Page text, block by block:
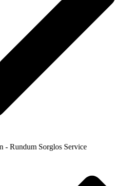
- Rundum Sorglos Service